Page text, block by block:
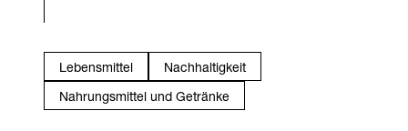
Lebensmittel
Nachhaltigkeit
Nahrungsmittel und Getränke